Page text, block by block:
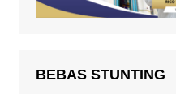
BEBAS STUNTING